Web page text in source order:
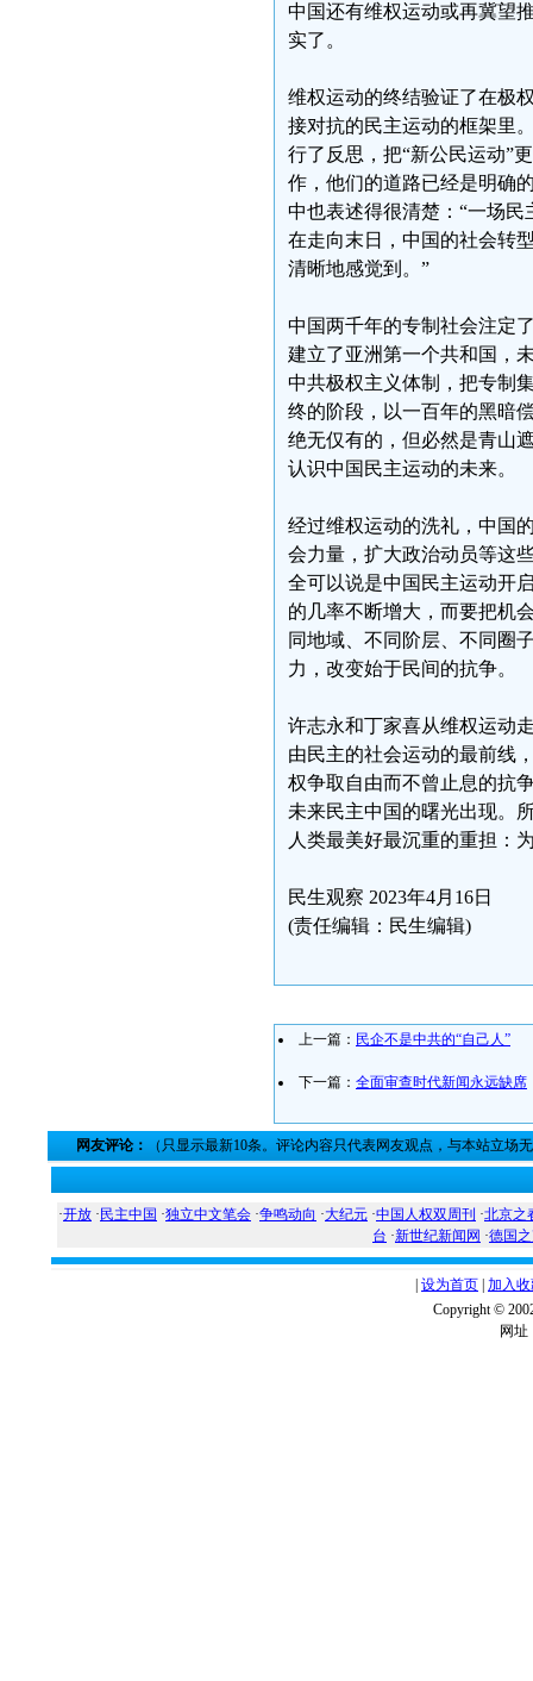
中国还有维权运动或再冀望
实了。
维权运动的终结验证了在极
接对抗的民主运动的框架里
行了反思，把“新公民运动”
作，他们的道路已经是明确
中也表述得很清楚：“一场
在走向末日，中国的社会转
清晰地感觉到。”
中国两千年的专制社会注定
建立了亚洲第一个共和国，
中共极权主义体制，把专制
终的阶段，以一百年的黑暗
绝无仅有的，但必然是青山
认识中国民主运动的未来。
经过维权运动的洗礼，中国
会力量，扩大政治动员等这
全可以说是中国民主运动开
的几率不断增大，而要把机
同地域、不同阶层、不同圈
力，改变始于民间的抗争。
许志永和丁家喜从维权运动
由民主的社会运动的最前线
权争取自由而不曾止息的抗
未来民主中国的曙光出现。
人类最美好最沉重的重担：
民生观察 2023年4月16日
(责任编辑：民生编辑)
上一篇： 民企不是中共的“自己人”
下一篇： 全面审查时代新闻永远缺席
网友评论： （只显示最新10条。评论内容只代表网友观点，与本站立场
·开放 · 民主中国 ·独立中文笔会 ·争鸣动向 ·大纪元 ·中国人权双周刊 ·北京之
台 ·新世纪新闻网 ·德国
设为首页 加入
Copyright ©
网址